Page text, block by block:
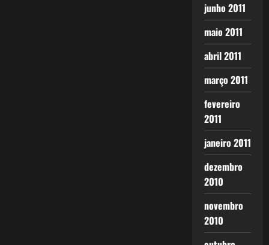
junho 2011
maio 2011
abril 2011
março 2011
fevereiro
2011
janeiro 2011
dezembro
2010
novembro
2010